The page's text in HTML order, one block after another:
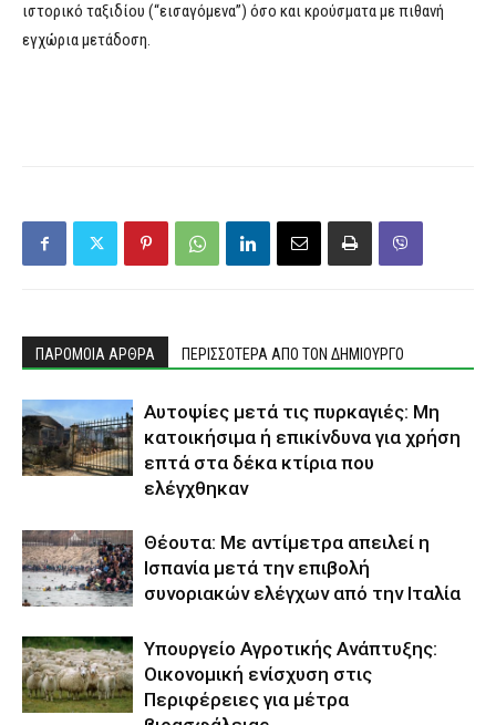
ιστορικό ταξιδίου (“εισαγόμενα”) όσο και κρούσματα με πιθανή
εγχώρια μετάδοση.
ΠΑΡΟΜΟΙΑ ΑΡΘΡΑ ΠΕΡΙΣΣΟΤΕΡΑ ΑΠΟ ΤΟΝ ΔΗΜΙΟΥΡΓΟ
Αυτοψίες μετά τις πυρκαγιές: Μη
κατοικήσιμα ή επικίνδυνα για χρήση
επτά στα δέκα κτίρια που
ελέγχθηκαν
Θέουτα: Με αντίμετρα απειλεί η
Ισπανία μετά την επιβολή
συνοριακών ελέγχων από την Ιταλία
Υπουργείο Αγροτικής Ανάπτυξης:
Οικονομική ενίσχυση στις
Περιφέρειες για μέτρα